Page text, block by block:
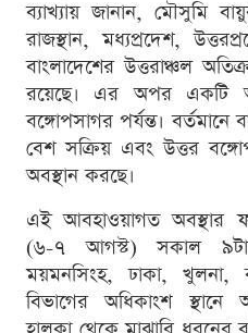
ব্যাখ্যায় জানান, মৌসুমি
রাজস্থান, মধ্যপ্রদেশ,
বাংলাদেশের উত্তরাঞ্চল
রয়েছে। এর অপর একটি
বঙ্গোপসাগর পর্যন্ত।
বেশ সক্রিয় এবং উত্তর
অবস্থান করছে।
এই আবহাওয়াগত অবস্থার
(৬-৭ আগস্ট) সকাল ৯টা
ময়মনসিংহ, ঢাকা, খুলনা,
বিভাগের অধিকাংশ স্থানে